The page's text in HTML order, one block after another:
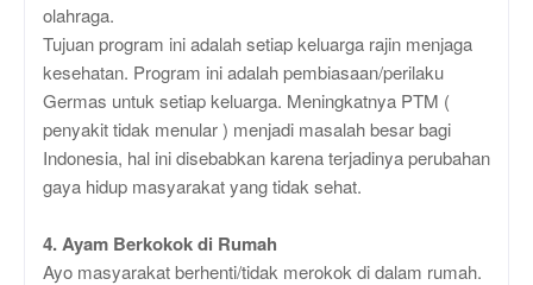
olahraga.
Tujuan program ini adalah setiap keluarga rajin menjaga
kesehatan. Program ini adalah pembiasaan/perilaku
Germas untuk setiap keluarga. Meningkatnya PTM (
penyakit tidak menular ) menjadi masalah besar bagi
Indonesia, hal ini disebabkan karena terjadinya perubahan
gaya hidup masyarakat yang tidak sehat.
4. Ayam Berkokok di Rumah
Ayo masyarakat berhenti/tidak merokok di dalam rumah.